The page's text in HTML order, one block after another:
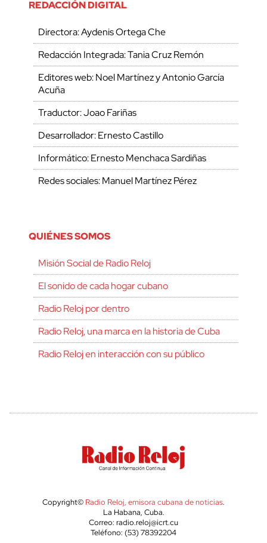
REDACCIÓN DIGITAL
Directora: Aydenis Ortega Che
Redacción Integrada: Tania Cruz Remón
Editores web: Noel Martínez y Antonio García
Acuña
Traductor: Joao Fariñas
Desarrollador: Ernesto Castillo
Informático: Ernesto Menchaca Sardiñas
Redes sociales: Manuel Martínez Pérez
QUIÉNES SOMOS
Misión Social de Radio Reloj
El sonido de cada hogar cubano
Radio Reloj por dentro
Radio Reloj, una marca en la historia de Cuba
Radio Reloj en interacción con su público
Copyright© Radio Reloj, emisora cubana de noticias.
La Habana, Cuba.
Correo: radio.reloj@icrt.cu
Teléfono: (53) 78392204